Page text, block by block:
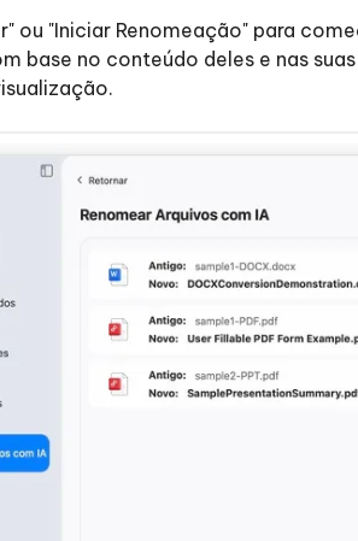
ou "Iniciar Renomeação" para
base no conteúdo deles e nas